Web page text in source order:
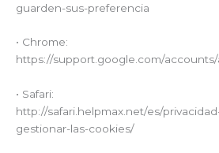
guarden-sus-preferencia
• Chrome:
https://support.google.com/accounts/
• Safari:
http://safari.helpmax.net/es/
gestionar-las-cookies/